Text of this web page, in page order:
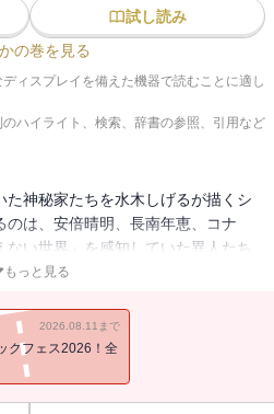
試し読み
の巻を見る
ィスプレイを備えた機器で読むことに適し
ハイライト、検索、辞書の参照、引用など
た神秘家たちを水木しげるが描くシ
のは、安倍晴明、長南年恵、コナ
い世界」を感知していた異人たち
もっと見る
2026.08.11まで
クフェス2026！全